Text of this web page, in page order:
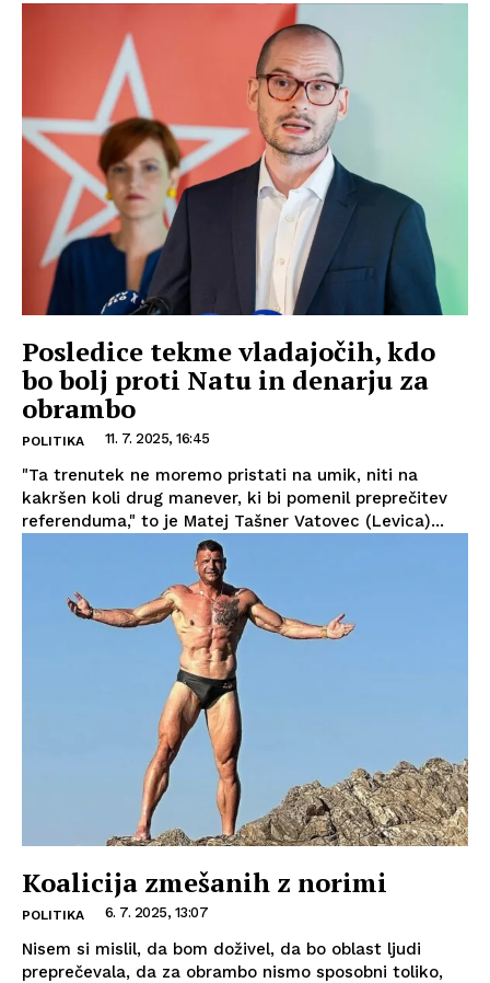
Posledice tekme vladajočih, kdo
bo bolj proti Natu in denarju za
obrambo
POLITIKA 11. 7. 2025, 16:45
"Ta trenutek ne moremo pristati na umik, niti na
kakršen koli drug manever, ki bi pomenil preprečitev
referenduma," to je Matej Tašner Vatovec (Levica)...
Koalicija zmešanih z norimi
POLITIKA 6. 7. 2025, 13:07
Nisem si mislil, da bom doživel, da bo oblast ljudi
preprečevala, da za obrambo nismo sposobni toliko,